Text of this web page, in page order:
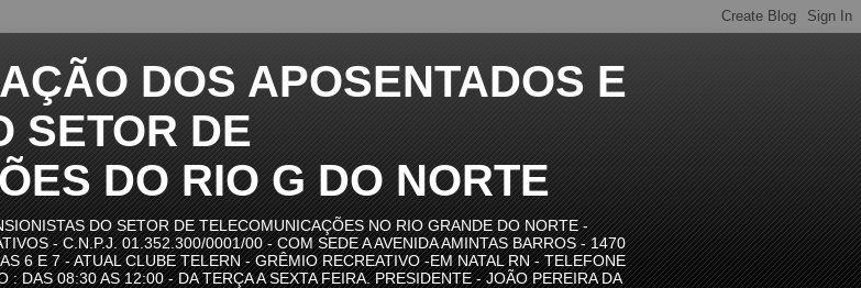
DOS APOSENTADOS E
SETOR DE
DO RIO G DO NORTE
DO SETOR DE TELECOMUNICAÇÕES NO RIO GRANDE DO NORTE -
- C.N.P.J. 01.352.300/0001/00 - COM SEDE A AVENIDA AMINTAS BARROS - 1470
6 E 7 - ATUAL CLUBE TELERN - GRÊMIO RECREATIVO -EM NATAL RN - TELEFONE
DAS 08:30 AS 12:00 - DA TERÇA A SEXTA FEIRA. PRESIDENTE - JOÃO PEREIRA DA